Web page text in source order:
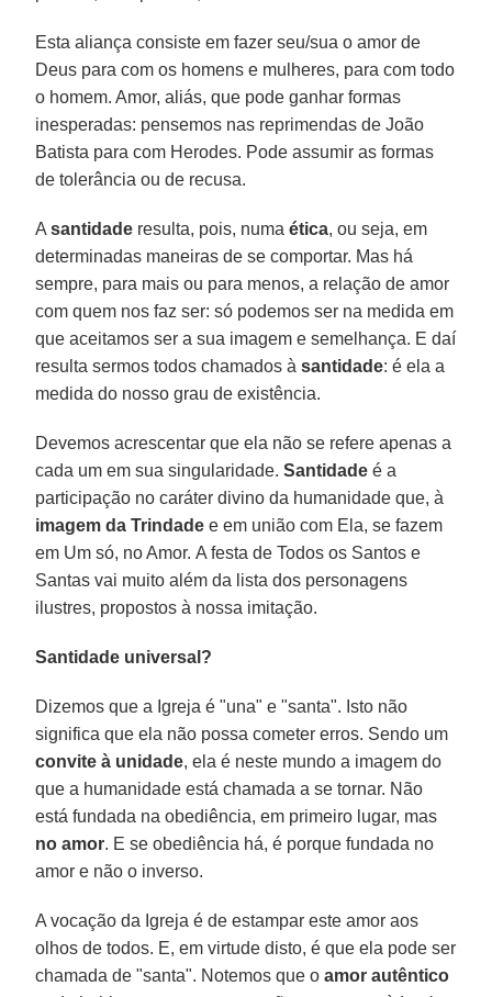
Esta aliança consiste em fazer seu/sua o amor de
Deus para com os homens e mulheres, para com todo
o homem. Amor, aliás, que pode ganhar formas
inesperadas: pensemos nas reprimendas de João
Batista para com Herodes. Pode assumir as formas
de tolerância ou de recusa.
Asantidade resulta, pois, numaética, ou seja, em
determinadas maneiras de se comportar. Mas há
sempre, para mais ou para menos, a relação de amor
com quem nos faz ser: só podemos ser na medida em
que aceitamos ser a sua imagem e semelhança. E daí
resulta sermos todos chamados àsantidade: é ela a
medida do nosso grau de existência.
Devemos acrescentar que ela não se refere apenas a
cada um em sua singularidade. Santidade é a
participação no caráter divino da humanidade que, à
imagem da Trindade e em união com Ela, se fazem
em Um só, no Amor. A festa de Todos os Santos e
Santas vai muito além da lista dos personagens
ilustres, propostos à nossa imitação.
Santidade universal?
Dizemos que a Igreja é "una" e "santa". Isto não
significa que ela não possa cometer erros. Sendo um
convite à unidade, ela é neste mundo a imagem do
que a humanidade está chamada a se tornar. Não
está fundada na obediência, em primeiro lugar, mas
no amor. E se obediência há, é porque fundada no
amor e não o inverso.
A vocação da Igreja é de estampar este amor aos
olhos de todos. E, em virtude disto, é que ela pode ser
chamada de "santa". Notemos que o amor autêntico